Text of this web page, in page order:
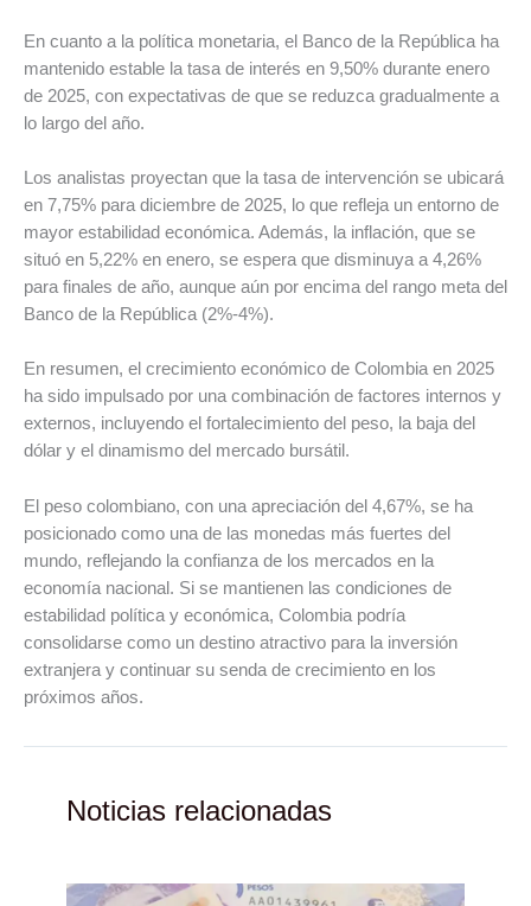
En cuanto a la política monetaria, el Banco de la República ha
mantenido estable la tasa de interés en 9,50% durante enero
de 2025, con expectativas de que se reduzca gradualmente a
lo largo del año.
Los analistas proyectan que la tasa de intervención se ubicará
en 7,75% para diciembre de 2025, lo que refleja un entorno de
mayor estabilidad económica. Además, la inflación, que se
situó en 5,22% en enero, se espera que disminuya a 4,26%
para finales de año, aunque aún por encima del rango meta del
Banco de la República (2%-4%).
En resumen, el crecimiento económico de Colombia en 2025
ha sido impulsado por una combinación de factores internos y
externos, incluyendo el fortalecimiento del peso, la baja del
dólar y el dinamismo del mercado bursátil.
El peso colombiano, con una apreciación del 4,67%, se ha
posicionado como una de las monedas más fuertes del
mundo, reflejando la confianza de los mercados en la
economía nacional. Si se mantienen las condiciones de
estabilidad política y económica, Colombia podría
consolidarse como un destino atractivo para la inversión
extranjera y continuar su senda de crecimiento en los
próximos años.
Noticias relacionadas